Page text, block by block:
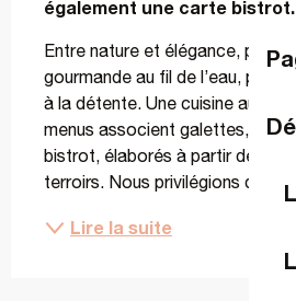
également une carte bistrot.
Entre nature et élégance,
gourmande au fil de l’eau,
à la détente. Une cuisine
menus associent galettes,
bistrot, élaborés à partir de
terroirs. Nous privilégions des
Lire la suite